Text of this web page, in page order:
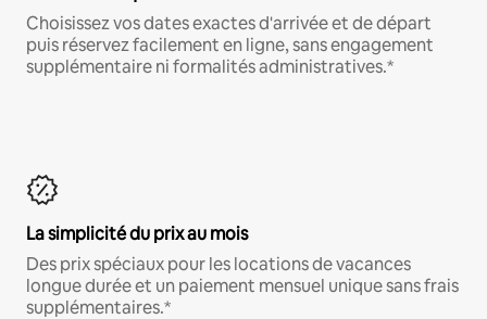
Choisissez vos dates exactes d'arrivée et de départ
puis réservez facilement en ligne, sans engagement
supplémentaire ni formalités administratives.*
La simplicité du prix au mois
Des prix spéciaux pour les locations de vacances
longue durée et un paiement mensuel unique sans frais
supplémentaires.*